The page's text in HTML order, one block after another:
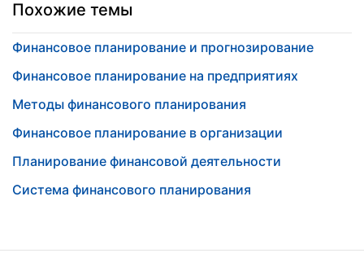
Похожие темы
Финансовое планирование и прогнозирование
Финансовое планирование на предприятиях
Методы финансового планирования
Финансовое планирование в организации
Планирование финансовой деятельности
Система финансового планирования